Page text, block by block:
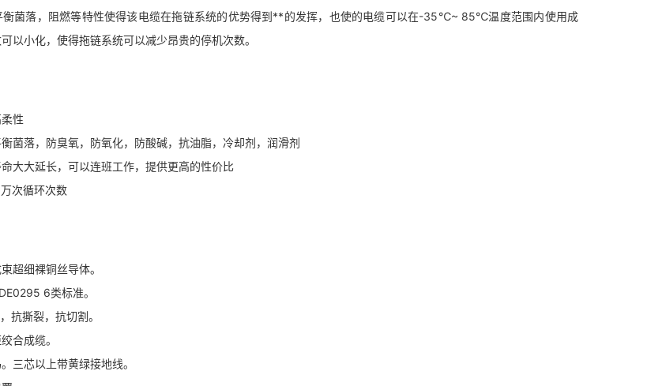
衡菌落，阻燃等特性使得该电缆在拖链系统的优势得到**的发挥，也使的电缆可以在-35℃~ 85℃温度范围内使用成
以小化，使得拖链系统可以减少昂贵的停机次数。
性
菌落，防臭氧，防氧化，防酸碱，抗油脂，冷却剂，润滑剂
大大延长，可以连班工作，提供更高的性价比
次循环次数
超细裸铜丝导体。
6类标准。
抗撕裂，抗切割。
合成缆。
三芯以上带黄绿接地线。